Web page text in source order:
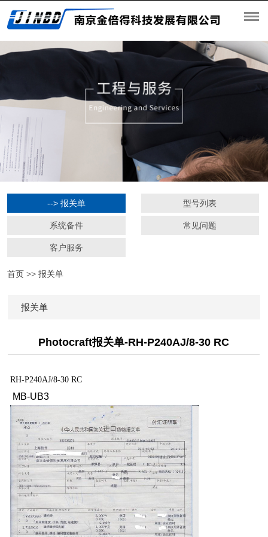
--> 报关单 型号列表
系统备件 常见问题
客户服务
首页 >> 报关单
报关单
Photocraft报关单-RH-P240AJ/8-30 RC
RH-P240AJ/8-30 RC
MB-UB3